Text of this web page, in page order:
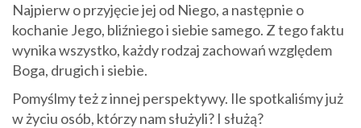
Najpierw o przyjęcie jej od Niego, a następnie o
kochanie Jego, bliźniego i siebie samego. Z tego faktu
wynika wszystko, każdy rodzaj zachowań względem
Boga, drugich i siebie.
Pomyślmy też z innej perspektywy. Ile spotkaliśmy już
w życiu osób, którzy nam służyli? I służą?